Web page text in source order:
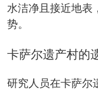
水洁净且接近地表
势。
卡萨尔遗产村的
研究人员在卡萨尔